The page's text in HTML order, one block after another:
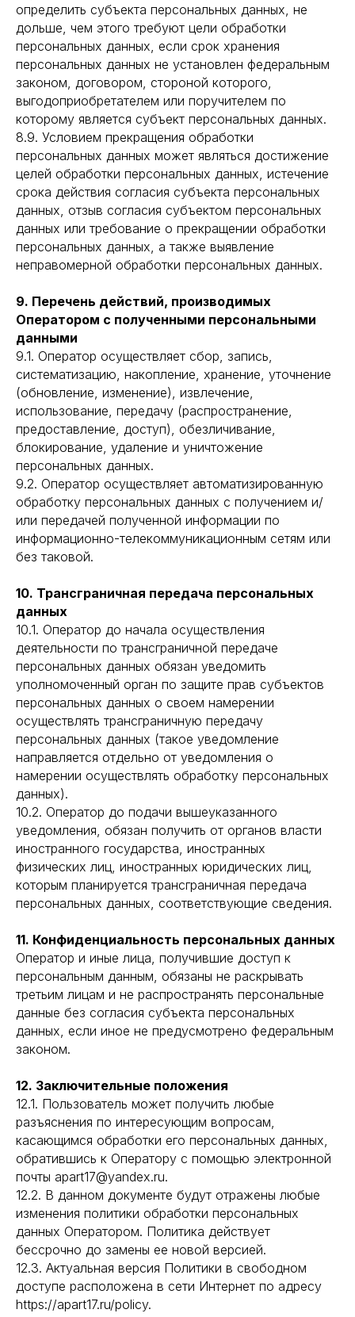
определить субъекта персональных данных, не
дольше, чем этого требуют цели обработки
персональных данных, если срок хранения
персональных данных не установлен федеральным
законом, договором, стороной которого,
выгодоприобретателем или поручителем по
которому является субъект персональных данных.
8.9. Условием прекращения обработки
персональных данных может являться достижение
целей обработки персональных данных, истечение
срока действия согласия субъекта персональных
данных, отзыв согласия субъектом персональных
данных или требование о прекращении обработки
персональных данных, а также выявление
неправомерной обработки персональных данных.
9. Перечень действий, производимых
Оператором с полученными персональными
данными
9.1. Оператор осуществляет сбор, запись,
систематизацию, накопление, хранение, уточнение
(обновление, изменение), извлечение,
использование, передачу (распространение,
предоставление, доступ), обезличивание,
блокирование, удаление и уничтожение
персональных данных.
9.2. Оператор осуществляет автоматизированную
обработку персональных данных с получением и/
или передачей полученной информации по
информационно-телекоммуникационным сетям или
без таковой.
10. Трансграничная передача персональных
данных
10.1. Оператор до начала осуществления
деятельности по трансграничной передаче
персональных данных обязан уведомить
уполномоченный орган по защите прав субъектов
персональных данных о своем намерении
осуществлять трансграничную передачу
персональных данных (такое уведомление
направляется отдельно от уведомления о
намерении осуществлять обработку персональных
данных).
10.2. Оператор до подачи вышеуказанного
уведомления, обязан получить от органов власти
иностранного государства, иностранных
физических лиц, иностранных юридических лиц,
которым планируется трансграничная передача
персональных данных, соответствующие сведения.
11. Конфиденциальность персональных данных
Оператор и иные лица, получившие доступ к
персональным данным, обязаны не раскрывать
третьим лицам и не распространять персональные
данные без согласия субъекта персональных
данных, если иное не предусмотрено федеральным
законом.
12. Заключительные положения
12.1. Пользователь может получить любые
разъяснения по интересующим вопросам,
касающимся обработки его персональных данных,
обратившись к Оператору с помощью электронной
почты apart17@yandex.ru.
12.2. В данном документе будут отражены любые
изменения политики обработки персональных
данных Оператором. Политика действует
бессрочно до замены ее новой версией.
12.3. Актуальная версия Политики в свободном
доступе расположена в сети Интернет по адресу
https://apart17.ru/policy.